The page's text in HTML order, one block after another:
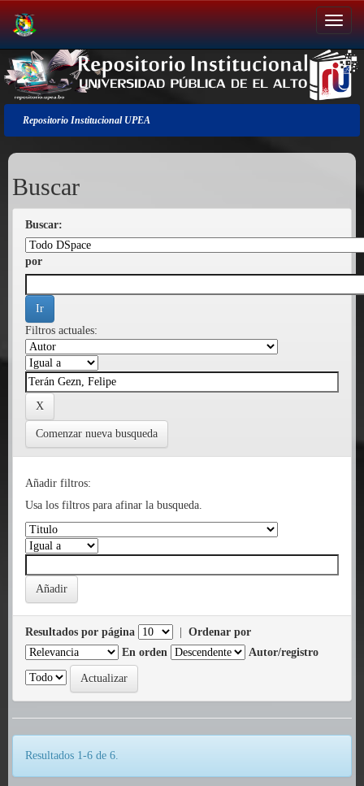
Salir
de
la
navegación
Repositorio Institucional UPEA
Buscar
Buscar:
por
Filtros actuales:
Comenzar nueva busqueda
Añadir filtros:
Usa los filtros para afinar la busqueda.
Resultados por página
Ordenar por
En orden
Autor/registro
Resultados 1-6 de 6.